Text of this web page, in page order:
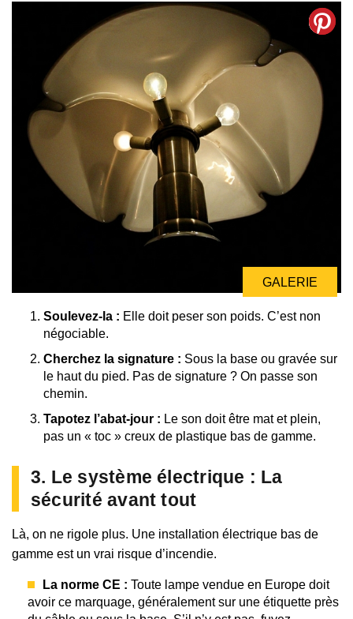
GALERIE
Soulevez-la : Elle doit peser son poids. C’est non
négociable.
Cherchez la signature : Sous la base ou gravée sur
le haut du pied. Pas de signature ? On passe son
chemin.
Tapotez l’abat-jour : Le son doit être mat et plein,
pas un « toc » creux de plastique bas de gamme.
3. Le système électrique : La
sécurité avant tout
Là, on ne rigole plus. Une installation électrique bas de
gamme est un vrai risque d’incendie.
La norme CE : Toute lampe vendue en Europe doit
avoir ce marquage, généralement sur une étiquette près